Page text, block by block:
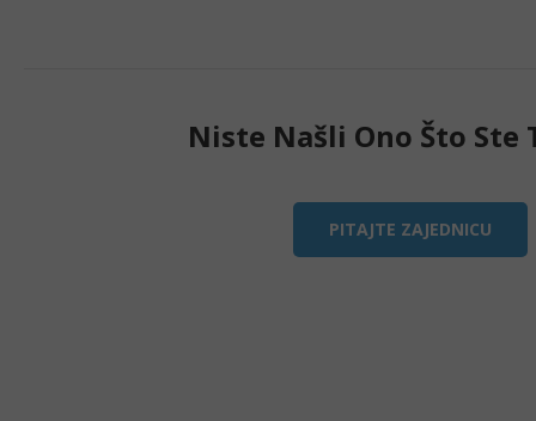
Niste Našli Ono Što Ste
PITAJTE ZAJEDNICU